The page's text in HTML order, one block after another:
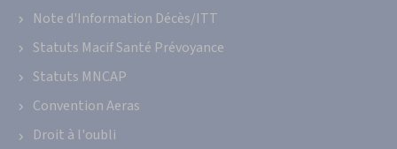
Note d'Information Décès/ITT
Statuts Macif Santé Prévoyance
Statuts MNCAP
Convention Aeras
Droit à l'oubli